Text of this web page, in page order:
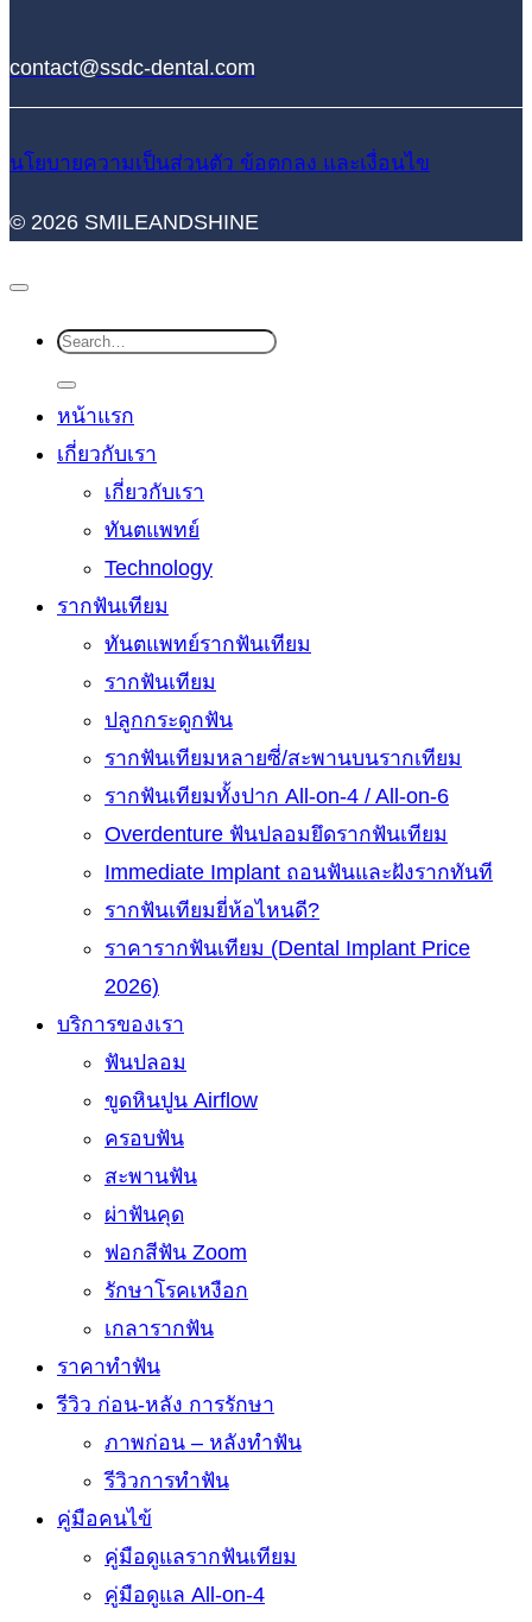
contact@ssdc-dental.com
นโยบายความเป็นส่วนตัว ข้อตกลง และเงื่อนไข
© 2026 SMILEANDSHINE
หน้าแรก
เกี่ยวกับเรา
เกี่ยวกับเรา
ทันตแพทย์
Technology
รากฟันเทียม
ทันตแพทย์รากฟันเทียม
รากฟันเทียม
ปลูกกระดูกฟัน
รากฟันเทียมหลายซี่/สะพานบนรากเทียม
รากฟันเทียมทั้งปาก All-on-4 / All-on-6
Overdenture ฟันปลอมยึดรากฟันเทียม
Immediate Implant ถอนฟันและฝังรากทันที
รากฟันเทียมยี่ห้อไหนดี?
ราคารากฟันเทียม (Dental Implant Price
2026)
บริการของเรา
ฟันปลอม
ขูดหินปูน Airflow
ครอบฟัน
สะพานฟัน
ผ่าฟันคุด
ฟอกสีฟัน Zoom
รักษาโรคเหงือก
เกลารากฟัน
ราคาทำฟัน
รีวิว ก่อน-หลัง การรักษา
ภาพก่อน – หลังทำฟัน
รีวิวการทำฟัน
คู่มือคนไข้
คู่มือดูแลรากฟันเทียม
คู่มือดูแล All-on-4